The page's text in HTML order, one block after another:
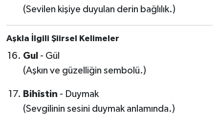
(Sevilen kişiye duyulan derin bağlılık.)
Aşkla İlgili Şiirsel Kelimeler
Gul - Gül
(Aşkın ve güzelliğin sembolü.)
Bihîstin - Duymak
(Sevgilinin sesini duymak anlamında.)